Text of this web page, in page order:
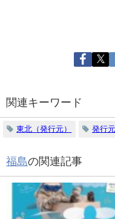
関連キーワード
東北（発行元） 発行元
福島の関連記事